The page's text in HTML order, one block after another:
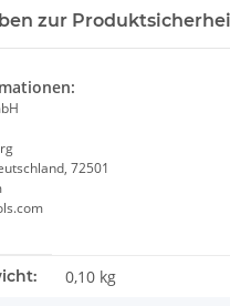
zur
72501
0,10 kg